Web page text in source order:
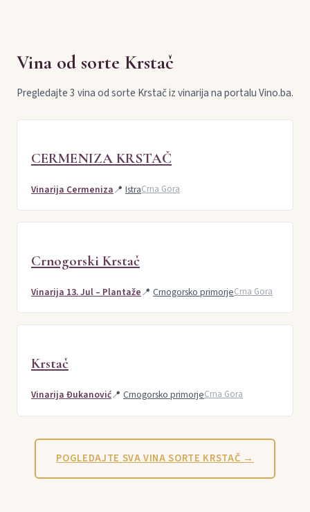
Vina od sorte Krstač
Pregledajte 3 vina od sorte Krstač iz vinarija na portalu Vino.ba.
CERMENIZA KRSTAČ
Vinarija Cermeniza📍 IstraCrna Gora
Crnogorski Krstač
Vinarija 13. Jul – Plantaže📍 Crnogorsko primorjeCrna Gora
Krstač
Vinarija Đukanović📍 Crnogorsko primorjeCrna Gora
POGLEDAJTE SVA VINA SORTE KRSTAČ →